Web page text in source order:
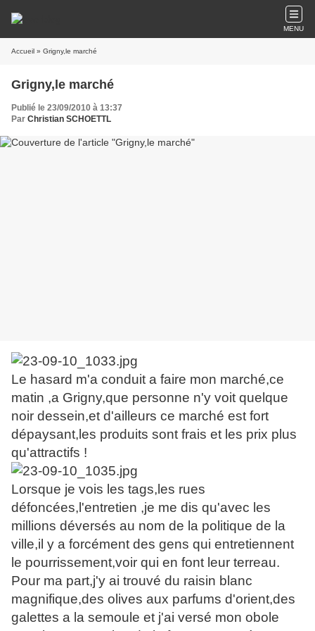
MENU
Accueil » Grigny,le marché
Grigny,le marché
Publié le 23/09/2010 à 13:37
Par Christian SCHOETTL
Le hasard m'a conduit a faire mon marché,ce
matin ,a Grigny,que personne n'y voit quelque
noir dessein,et d'ailleurs ce marché est fort
dépaysant,les produits sont frais et les prix plus
qu'attractifs !
Lorsque je vois les tags,les rues
défoncées,l'entretien ,je me dis qu'avec les
millions déversés au nom de la politique de la
ville,il y a forcément des gens qui entretiennent
le pourrissement,voir qui en font leur terreau.
Pour ma part,j'y ai trouvé du raisin blanc
magnifique,des olives aux parfums d'orient,des
galettes a la semoule et j'ai versé mon obole